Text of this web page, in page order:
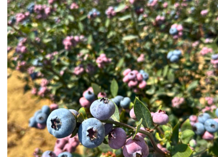
en
tu
agenda:
Día
de
Campo
en
uno
de
los
mejores
huertos
del
mundo